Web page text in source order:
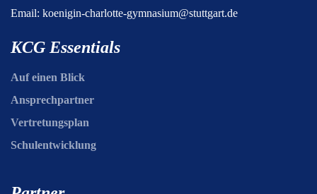
Email: koenigin-charlotte-gymnasium@stuttgart.de
KCG Essentials
Auf einen Blick
Ansprechpartner
Vertretungsplan
Schulentwicklung